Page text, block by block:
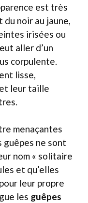
est très
noir au jaune,
irisées ou
aller d’un
corpulente.
lisse,
leur taille
menaçantes
guêpes ne sont
nom « solitaire
et qu’elles
leur propre
les guêpes